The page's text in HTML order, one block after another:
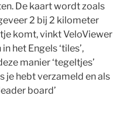
De kaart wordt zoals
2 bij 2 kilometer
komt, vinkt VeloViewer
het Engels ‘tiles’,
manier ‘tegeltjes’
je hebt verzameld en als
board’